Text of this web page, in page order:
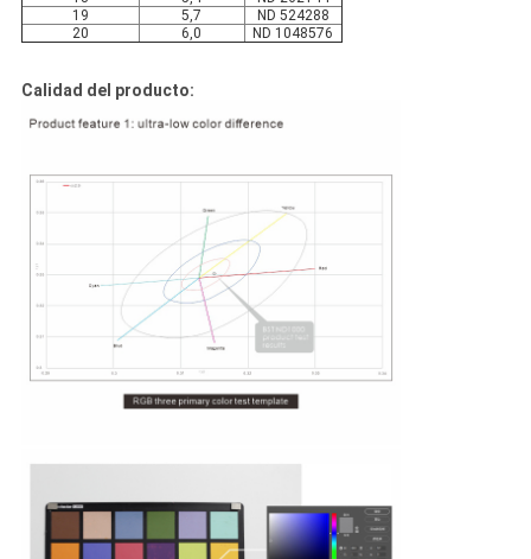
19
5,7
ND 524288
20
6,0 ND 1048576
Calidad del producto: